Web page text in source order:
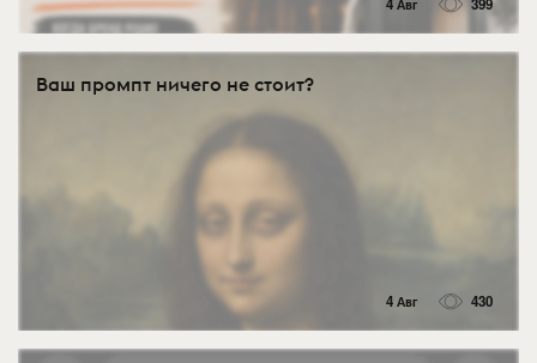
4 Авг 399
Ваш промпт ничего не стоит?
4 Авг 430